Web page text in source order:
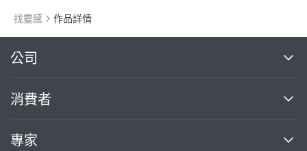
找靈感 作品詳情
公司
關於我們
部落格
消費者
買服務
專家
繼續完成